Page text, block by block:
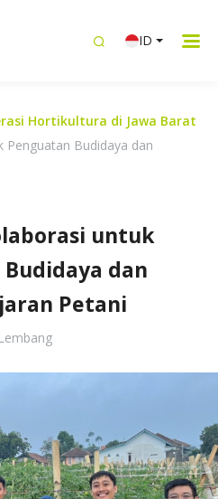
ID
Hortikultura di Jawa Barat
Penguatan Budidaya dan
untuk
dan
Petani
Lembang